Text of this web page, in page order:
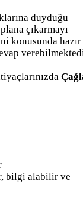
duyduğu
çıkarmayı
konusunda hazır
bilgi alabilir ve